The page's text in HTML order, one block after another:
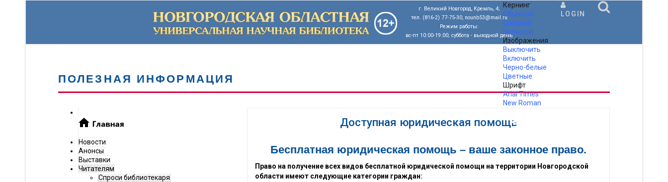
г. Великий Новгород, Кремль, 4;
тел. (816-2) 77-75-30, nounb53@mail.ru
Режим работы:
вс-пт 10:00-19:00; суббота - выходной день
Кернинг
Обычный
Средний
Большой
Изображения
Выключить
Включить
Черно-белые
Цветные
Шрифт
ArialTimes
New Roman
LOGIN
ПОЛЕЗНАЯ ИНФОРМАЦИЯ
Новости
Анонсы
Выставки
Читателям
Спроси библиотекаря
Доступная юридическая помощь
Бесплатная юридическая помощь –​ ваше законное право.
Право на получение всех видов бесплатной юридической помощи на территории Новгородской
области имеют следующие категории граждан: